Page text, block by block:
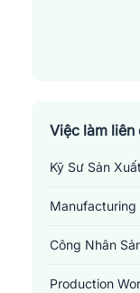
Những vị trí
nguyên vật liệu,
sự chỉ đạo của họ,
nhau để đạt được
Việc làm liên
Kỹ Sư Sản Xuất
Manufacturing
Công Nhân
Production